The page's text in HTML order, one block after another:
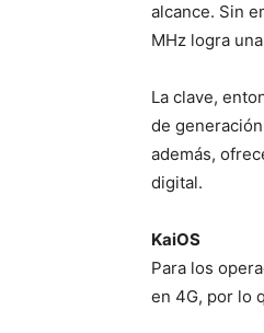
alcance. Sin
MHz logra
La clave,
de
además,
digital.
KaiOS
Para los
en 4G, por lo